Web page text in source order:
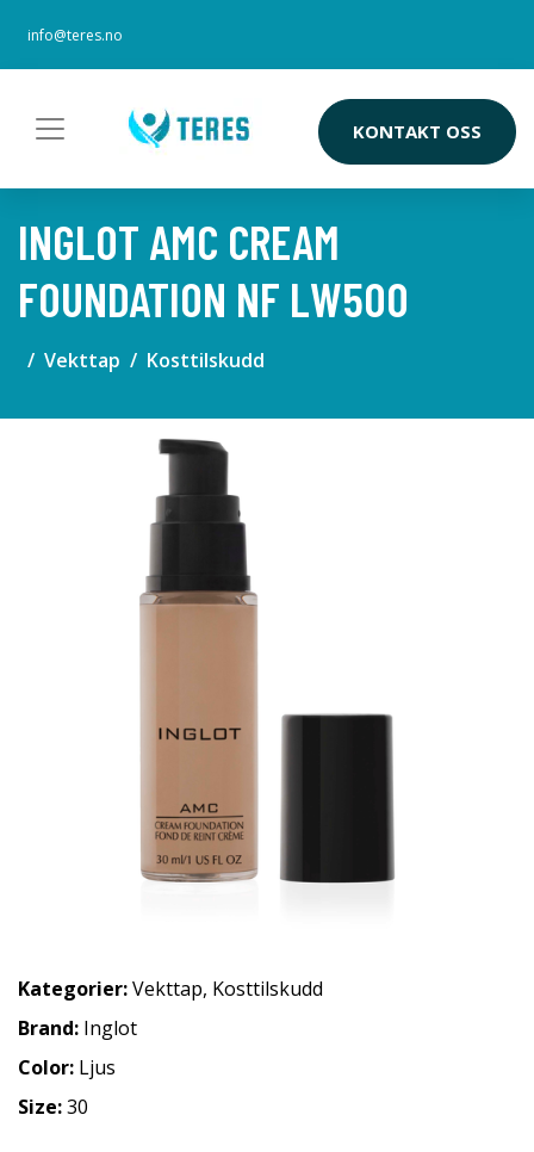
info@teres.no
KONTAKT OSS
INGLOT AMC CREAM
FOUNDATION NF LW500
Vekttap Kosttilskudd
Kategorier:Vekttap, Kosttilskudd
Brand: Inglot
Color: Ljus
Size:30